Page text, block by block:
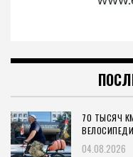
70 ТЫСЯЧ
04.08.2026